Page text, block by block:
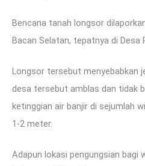
Bencana tanah longsor
Bacan Selatan, tepatnya di Desa
Longsor tersebut menyebabkan
desa tersebut amblas dan tidak
ketinggian air banjir di sejumlah
1-2 meter.
Adapun lokasi pengungsian bagi